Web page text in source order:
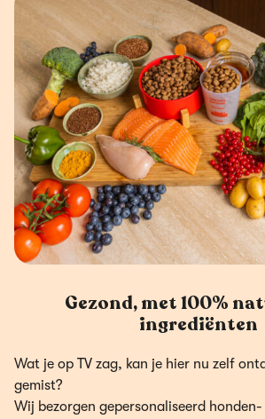
Gezond, met 100%
ingrediënten
Wat je op TV zag, kan je hier nu zelf
gemist?
Wij bezorgen gepersonaliseerd